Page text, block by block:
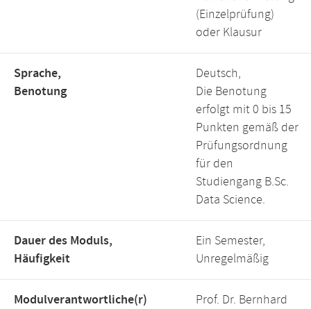
(Einzelprüfung)
oder Klausur
Sprache,
Benotung
Deutsch,
Die Benotung
erfolgt mit 0 bis 15
Punkten gemäß der
Prüfungsordnung
für den
Studiengang B.Sc.
Data Science.
Dauer des Moduls,
Häufigkeit
Ein Semester,
Unregelmäßig
Modulverantwortliche(r)
Prof. Dr. Bernhard